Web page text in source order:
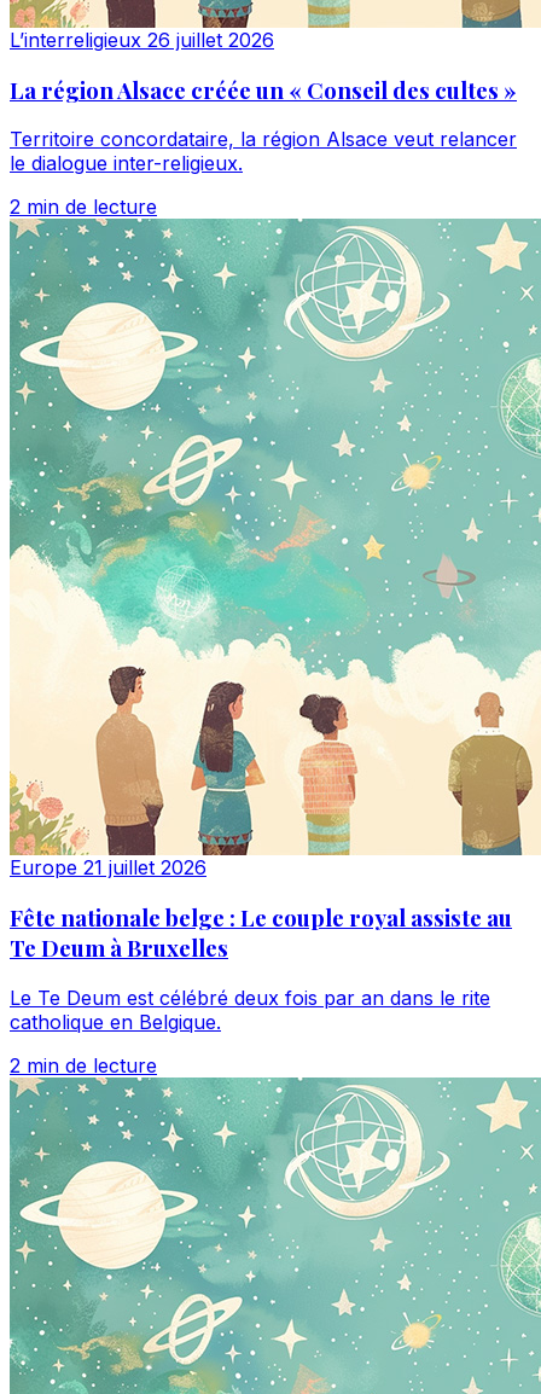
L’interreligieux 26 juillet 2026
La région Alsace créée un « Conseil des cultes »
Territoire concordataire, la région Alsace veut relancer
le dialogue inter-religieux.
2 min de lecture
Europe 21 juillet 2026
Fête nationale belge : Le couple royal assiste au
Te Deum à Bruxelles
Le Te Deum est célébré deux fois par an dans le rite
catholique en Belgique.
2 min de lecture